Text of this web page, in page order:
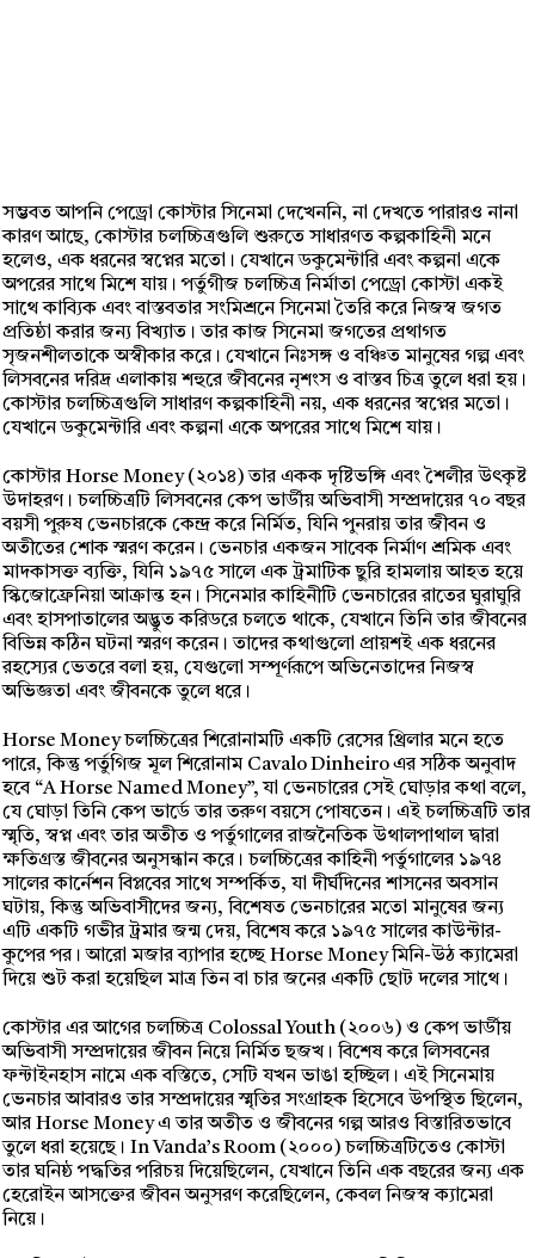
সম্ভবত আপনি পেড্রো কোস্টার সিনেমা দেখেননি, না দেখতে পারারও নানা
কারণ আছে, কোস্টার চলচ্চিত্রগুলি শুরুতে সাধারণত কল্পকাহিনী মনে
হলেও, এক ধরনের স্বপ্নের মতো। যেখানে ডকুমেন্টারি এবং কল্পনা একে
অপরের সাথে মিশে যায়। পর্তুগীজ চলচ্চিত্র নির্মাতা পেড্রো কোস্টা একই
সাথে কাব্যিক এবং বাস্তবতার সংমিশ্রনে সিনেমা তৈরি করে নিজস্ব জগত
প্রতিষ্ঠা করার জন্য বিখ্যাত। তার কাজ সিনেমা জগতের প্রথাগত
সৃজনশীলতাকে অস্বীকার করে। যেখানে নিঃসঙ্গ ও বঞ্চিত মানুষের গল্প এবং
লিসবনের দরিদ্র এলাকায় শহুরে জীবনের নৃশংস ও বাস্তব চিত্র তুলে ধরা হয়।
কোস্টার চলচ্চিত্রগুলি সাধারণ কল্পকাহিনী নয়, এক ধরনের স্বপ্নের মতো।
যেখানে ডকুমেন্টারি এবং কল্পনা একে অপরের সাথে মিশে যায়।
কোস্টার Horse Money (২০১৪) তার একক দৃষ্টিভঙ্গি এবং শৈলীর উৎকৃষ্ট
উদাহরণ। চলচ্চিত্রটি লিসবনের কেপ ভার্ডীয় অভিবাসী সম্প্রদায়ের ৭০ বছর
বয়সী পুরুষ ভেনচারকে কেন্দ্র করে নির্মিত, যিনি পুনরায় তার জীবন ও
অতীতের শোক স্মরণ করেন। ভেনচার একজন সাবেক নির্মাণ শ্রমিক এবং
মাদকাসক্ত ব্যক্তি, যিনি ১৯৭৫ সালে এক ট্রমাটিক ছুরি হামলায় আহত হয়ে
স্কিজোফ্রেনিয়া আক্রান্ত হন। সিনেমার কাহিনীটি ভেনচারের রাতের ঘুরাঘুরি
এবং হাসপাতালের অদ্ভুত করিডরে চলতে থাকে, যেখানে তিনি তার জীবনের
বিভিন্ন কঠিন ঘটনা স্মরণ করেন। তাদের কথাগুলো প্রায়শই এক ধরনের
রহস্যের ভেতরে বলা হয়, যেগুলো সম্পূর্ণরূপে অভিনেতাদের নিজস্ব
অভিজ্ঞতা এবং জীবনকে তুলে ধরে।
Horse Money চলচ্চিত্রের শিরোনামটি একটি রেসের থ্রিলার মনে হতে
পারে, কিন্তু পর্তুগিজ মূল শিরোনাম Cavalo Dinheiro এর সঠিক অনুবাদ
হবে “A Horse Named Money”, যা ভেনচারের সেই ঘোড়ার কথা বলে,
যে ঘোড়া তিনি কেপ ভার্ডে তার তরুণ বয়সে পোষতেন। এই চলচ্চিত্রটি তার
স্মৃতি, স্বপ্ন এবং তার অতীত ও পর্তুগালের রাজনৈতিক উথালপাথাল দ্বারা
ক্ষতিগ্রস্ত জীবনের অনুসন্ধান করে। চলচ্চিত্রের কাহিনী পর্তুগালের ১৯৭৪
সালের কার্নেশন বিপ্লবের সাথে সম্পর্কিত, যা দীর্ঘদিনের শাসনের অবসান
ঘটায়, কিন্তু অভিবাসীদের জন্য, বিশেষত ভেনচারের মতো মানুষের জন্য
এটি একটি গভীর ট্রমার জন্ম দেয়, বিশেষ করে ১৯৭৫ সালের কাউন্টার-
কুপের পর। আরো মজার ব্যাপার হচ্ছে Horse Money মিনি-উঠ ক্যামেরা
দিয়ে শুট করা হয়েছিল মাত্র তিন বা চার জনের একটি ছোট দলের সাথে।
কোস্টার এর আগের চলচ্চিত্র Colossal Youth (২০০৬) ও কেপ ভার্ডীয়
অভিবাসী সম্প্রদায়ের জীবন নিয়ে নির্মিত ছজখ। বিশেষ করে লিসবনের
ফন্টাইনহাস নামে এক বস্তিতে, সেটি যখন ভাঙা হচ্ছিল। এই সিনেমায়
ভেনচার আবারও তার সম্প্রদায়ের স্মৃতির সংগ্রাহক হিসেবে উপস্থিত ছিলেন,
আর Horse Money এ তার অতীত ও জীবনের গল্প আরও বিস্তারিতভাবে
তুলে ধরা হয়েছে। In Vanda’s Room (২০০০) চলচ্চিত্রটিতেও কোস্টা
তার ঘনিষ্ঠ পদ্ধতির পরিচয় দিয়েছিলেন, যেখানে তিনি এক বছরের জন্য এক
হেরোইন আসক্তের জীবন অনুসরণ করেছিলেন, কেবল নিজস্ব ক্যামেরা
নিয়ে।